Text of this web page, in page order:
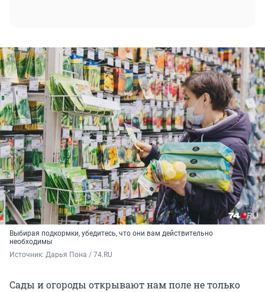
Выбирая подкормки, убедитесь, что они вам действительно
необходимы
Источник: Дарья Пона / 74.RU
Сады и огороды открывают нам поле не только